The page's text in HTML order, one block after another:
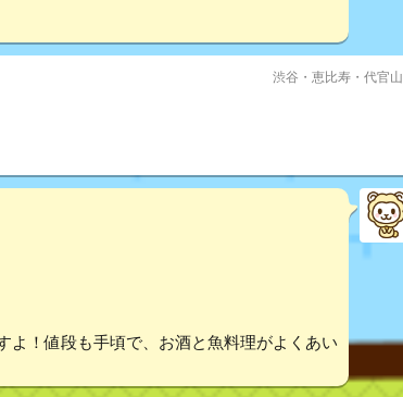
渋谷・恵比寿・代官山
よ！値段も手頃で、お酒と魚料理がよくあい